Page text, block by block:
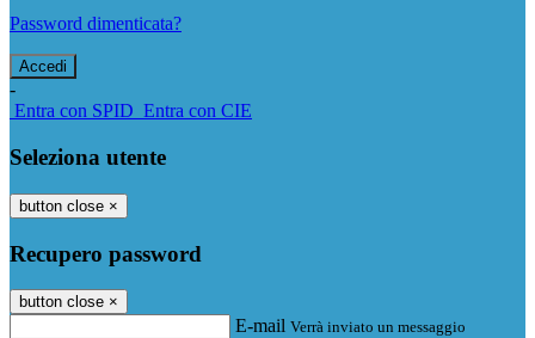
Password dimenticata?
-
Entra con SPID Entra con CIE
Seleziona utente
button close ×
Recupero password
button close ×
E-mail Verrà inviato un messaggio